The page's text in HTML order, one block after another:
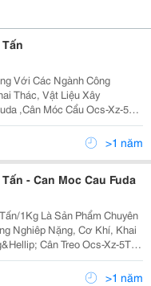
Với Các Ngành Công
Thác, Vật Liệu Xây
,Cân Móc Cẩu Ocs-Xz-5T
Huy Chúng Tôi Nhập Về
Chuyền Hiện Đại Có Thiết Kế
>1 năm
- Can Moc Cau Fuda
Chuyên
Nghiêp Nặng, Cơ Khí, Khai
Cân Treo Ocs-Xz-5T
Bỉ, Chống Lại Ảnh Hưởng
Giải Cao, Bộ Vi Xử
>1 năm